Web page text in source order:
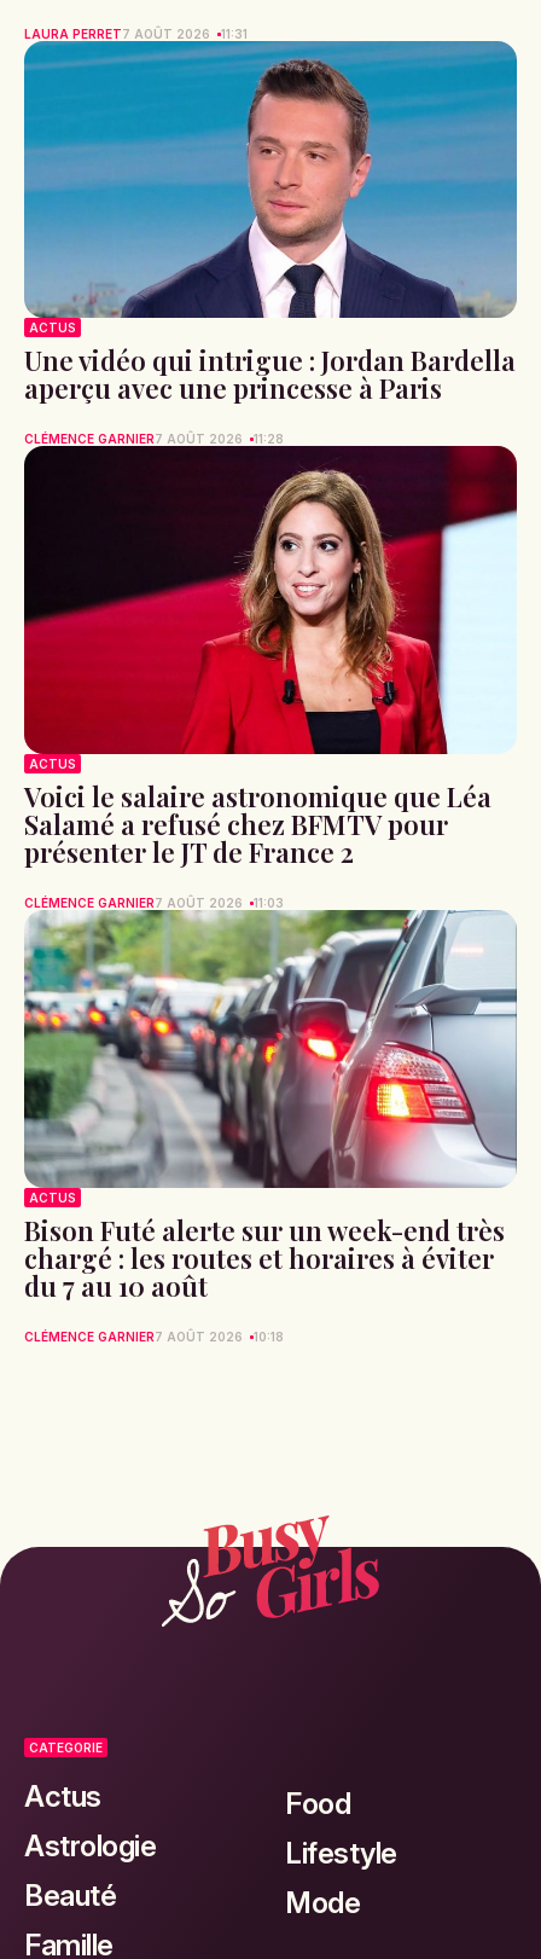
LAURA PERRET7 AOÛT 2026 11:31
ACTUS
Une vidéo qui intrigue : Jordan Bardella
aperçu avec une princesse à Paris
CLÉMENCE GARNIER7 AOÛT 2026 11:28
ACTUS
Voici le salaire astronomique que Léa
Salamé a refusé chez BFMTV pour
présenter le JT de France 2
CLÉMENCE GARNIER7 AOÛT 2026 11:03
ACTUS
Bison Futé alerte sur un week-end très
chargé : les routes et horaires à éviter
du 7 au 10 août
CLÉMENCE GARNIER7 AOÛT 2026 10:18
CATEGORIE
Actus
Astrologie
Beauté
Famille
Food
Lifestyle
Mode